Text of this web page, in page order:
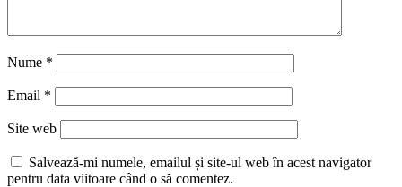
Nume *
Email *
Site web
Salvează-mi numele, emailul și site-ul web în acest navigator
pentru data viitoare când o să comentez.